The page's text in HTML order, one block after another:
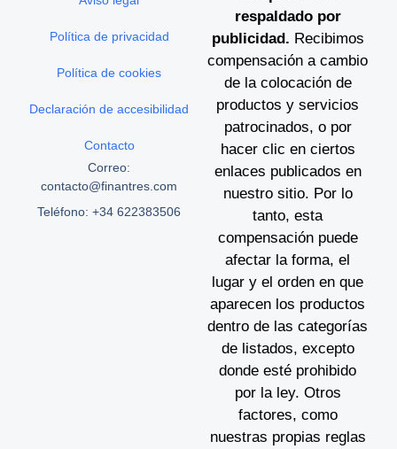
respaldado por
publicidad. Recibimos
compensación a cambio
de la colocación de
productos y servicios
patrocinados, o por
hacer clic en ciertos
enlaces publicados en
nuestro sitio. Por lo
tanto, esta
compensación puede
afectar la forma, el
lugar y el orden en que
aparecen los productos
dentro de las categorías
de listados, excepto
donde esté prohibido
por la ley. Otros
factores, como
nuestras propias reglas
Política de privacidad
Política de cookies
Declaración de accesibilidad
Contacto
Correo:
contacto@finantres.com
Teléfono: +34 622383506